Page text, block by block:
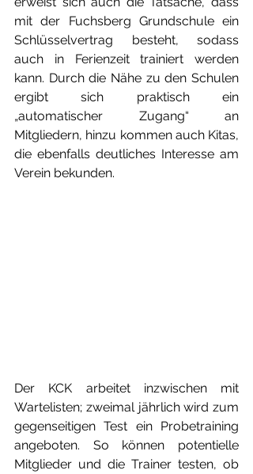
mit der Fuchsberg Grundschule ein
Schlüsselvertrag besteht, sodass
auch in Ferienzeit trainiert werden
kann. Durch die Nähe zu den Schulen
ergibt sich praktisch ein
„automatischer Zugang“ an
Mitgliedern, hinzu kommen auch Kitas,
die ebenfalls deutliches Interesse am
Verein bekunden.
Der KCK arbeitet inzwischen mit
Wartelisten; zweimal jährlich wird zum
gegenseitigen Test ein Probetraining
angeboten. So können potentielle
Mitglieder und die Trainer testen, ob